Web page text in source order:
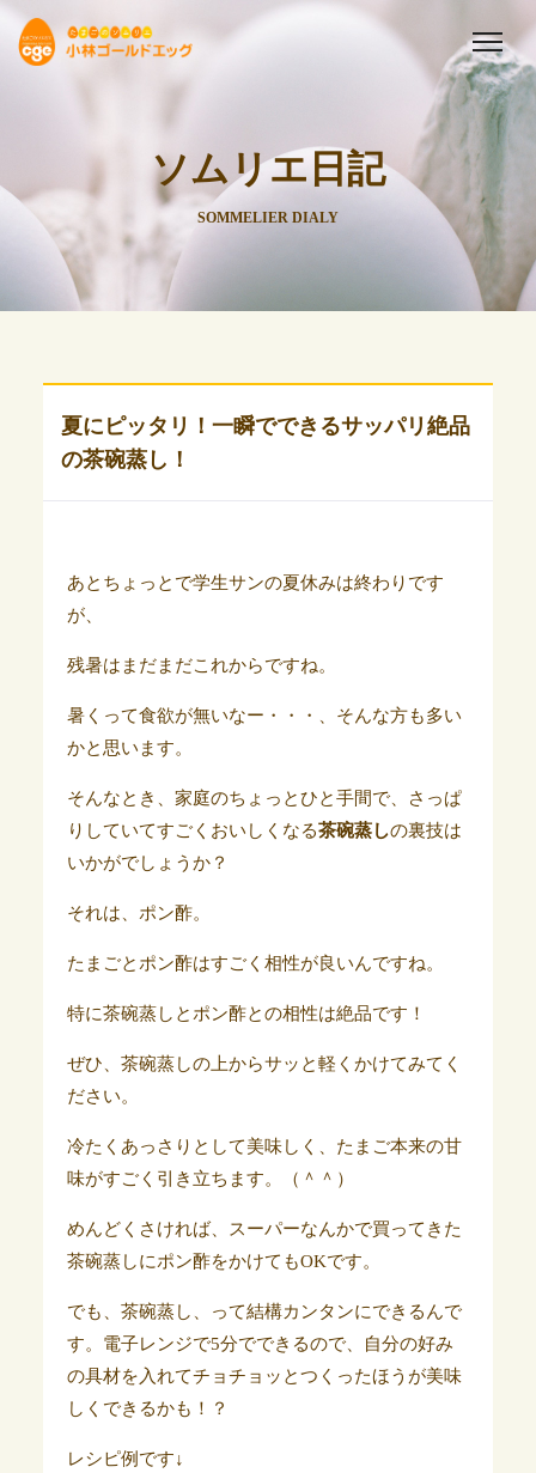
ソムリエ日記
SOMMELIER DIALY
夏にピッタリ！一瞬でできるサッパリ絶品
の茶碗蒸し！
あとちょっとで学生サンの夏休みは終わりです
が、
残暑はまだまだこれからですね。
暑くって食欲が無いなー・・・、そんな方も多い
かと思います。
そんなとき、家庭のちょっとひと手間で、さっぱ
りしていてすごくおいしくなる茶碗蒸しの裏技は
いかがでしょうか？
それは、ポン酢。
たまごとポン酢はすごく相性が良いんですね。
特に茶碗蒸しとポン酢との相性は絶品です！
ぜひ、茶碗蒸しの上からサッと軽くかけてみてく
ださい。
冷たくあっさりとして美味しく、たまご本来の甘
味がすごく引き立ちます。（＾＾）
めんどくさければ、スーパーなんかで買ってきた
茶碗蒸しにポン酢をかけてもOKです。
でも、茶碗蒸し、って結構カンタンにできるんで
す。電子レンジで5分でできるので、自分の好み
の具材を入れてチョチョッとつくったほうが美味
しくできるかも！？
レシピ例です↓